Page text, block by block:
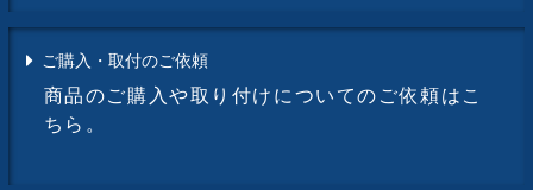
ご購入・取付のご依頼
商品のご購入や取り付けについてのご依頼はこ
ちら。